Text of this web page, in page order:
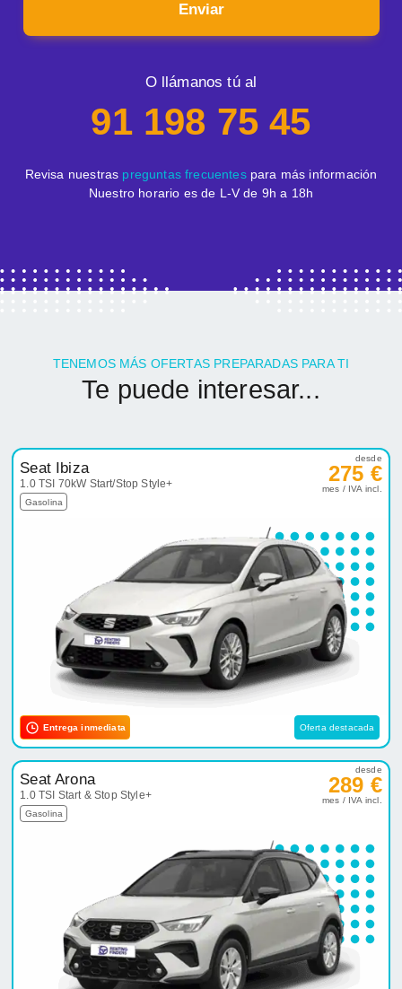
Enviar
O llámanos tú al
91 198 75 45
Revisa nuestras preguntas frecuentespara más información
Nuestro horario es de L-V de 9h a 18h
TENEMOS MÁS OFERTAS PREPARADAS PARA TI
Te puede interesar...
Seat Ibiza
1.0 TSI 70kW Start/Stop Style+
Gasolina
desde
275 €
mes / IVA incl.
Entrega inmediata Oferta destacada
Seat Arona
1.0 TSI Start & Stop Style+
Gasolina
desde
289 €
mes / IVA incl.